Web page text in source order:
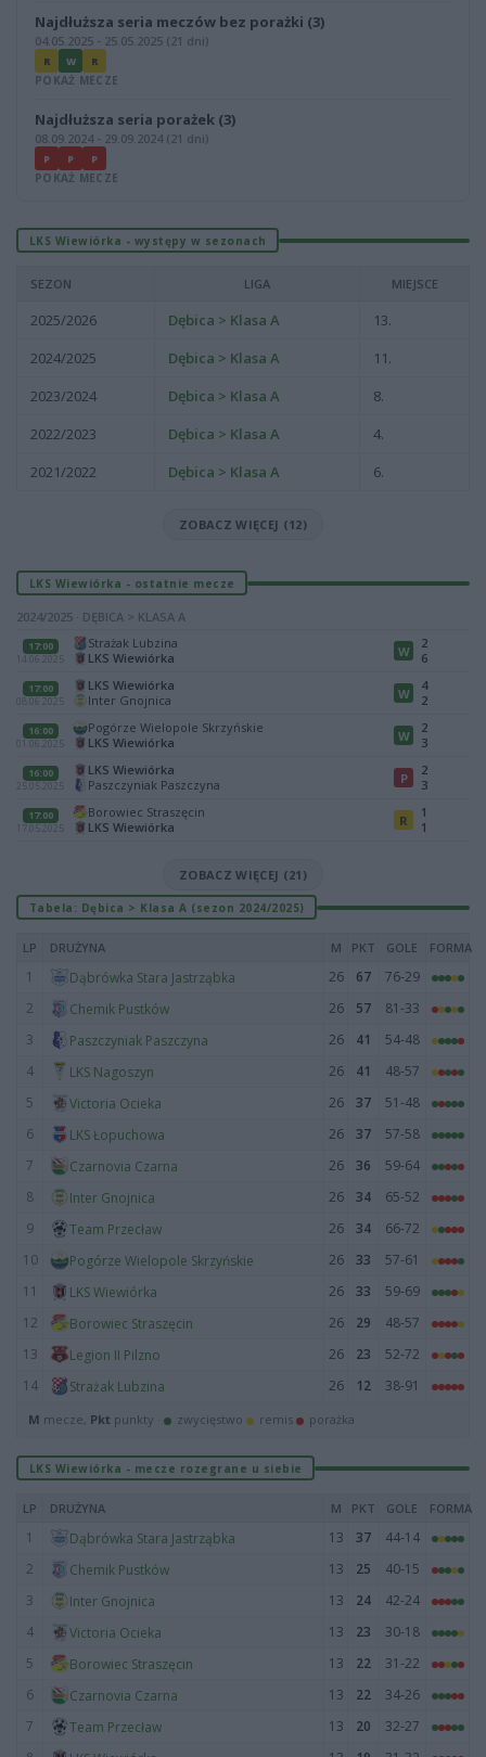
Najdłuższa seria meczów bez porażki (3)
04.05.2025 - 25.05.2025 (21 dni)
R W R
POKAŻ MECZE
Najdłuższa seria porażek (3)
08.09.2024 - 29.09.2024 (21 dni)
P P P
POKAŻ MECZE
LKS Wiewiórka - występy w sezonach
SEZON LIGA MIEJSCE
2025/2026 Dębica > Klasa A
13.
2024/2025
Dębica > Klasa A
11.
2023/2024
Dębica > Klasa A
8.
2022/2023
Dębica > Klasa A
4.
2021/2022
Dębica > Klasa A 6.
ZOBACZ WIĘCEJ (12)
LKS Wiewiórka - ostatnie mecze
2024/2025 · DĘBICA > KLASA A
17:00
14.06.2025
Strażak Lubzina
LKS Wiewiórka
W
2
6
17:00
08.06.2025
LKS Wiewiórka
Inter Gnojnica
W
4
2
16:00
01.06.2025
Pogórze Wielopole Skrzyńskie
LKS Wiewiórka
W
2
3
16:00
25.05.2025
LKS Wiewiórka
Paszczyniak Paszczyna
P
2
3
17:00
17.05.2025
Borowiec Straszęcin
LKS Wiewiórka
R
1
1
ZOBACZ WIĘCEJ (21)
Tabela: Dębica > Klasa A (sezon 2024/2025)
LP DRUŻYNA M PKT GOLE FORMA
1 Dąbrówka Stara Jastrząbka 26 67
76-29
2
Chemik Pustków 26 57
81-33
3
Paszczyniak Paszczyna 26 41
54-48
4
LKS Nagoszyn 26 41
48-57
5
Victoria Ocieka 26 37
51-48
6
LKS Łopuchowa 26 37
57-58
7
Czarnovia Czarna 26 36
59-64
8
Inter Gnojnica 26 34
65-52
9
Team Przecław 26 34
66-72
10
Pogórze Wielopole Skrzyńskie 26 33
57-61
11
LKS Wiewiórka 26 33
59-69
12
Borowiec Straszęcin 26 29
48-57
13
Legion II Pilzno 26 23
52-72
14
Strażak Lubzina 26 12 38-91
M mecze, Pkt punkty · zwycięstwo remis porażka
LKS Wiewiórka - mecze rozegrane u siebie
LP DRUŻYNA M PKT GOLE FORMA
1 Dąbrówka Stara Jastrząbka 13 37
44-14
2
Chemik Pustków 13 25
40-15
3
Inter Gnojnica 13 24
42-24
4
Victoria Ocieka 13 23
30-18
5
Borowiec Straszęcin 13 22
31-22
6
Czarnovia Czarna 13 22
34-26
7
Team Przecław 13 20
32-27